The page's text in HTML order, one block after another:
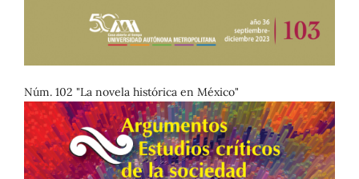
Núm. 102 "La novela histórica en México"